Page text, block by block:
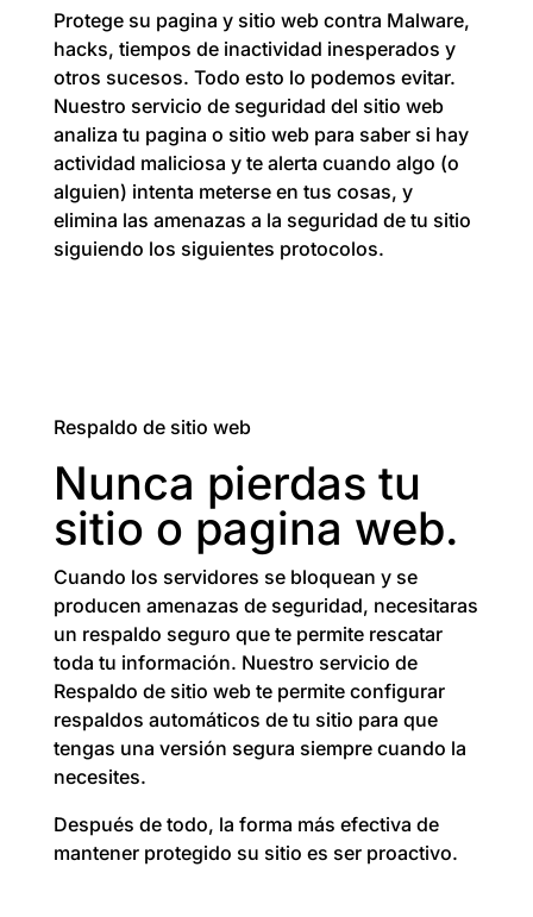
Protege su pagina y sitio web contra Malware,
hacks, tiempos de inactividad inesperados y
otros sucesos. Todo esto lo podemos evitar.
Nuestro servicio de seguridad del sitio web
analiza tu pagina o sitio web para saber si hay
actividad maliciosa y te alerta cuando algo (o
alguien) intenta meterse en tus cosas, y
elimina las amenazas a la seguridad de tu sitio
siguiendo los siguientes protocolos.
Respaldo de sitio web
Nunca pierdas tu
sitio o pagina web.
Cuando los servidores se bloquean y se
producen amenazas de seguridad, necesitaras
un respaldo seguro que te permite rescatar
toda tu información. Nuestro servicio de
Respaldo de sitio web te permite configurar
respaldos automáticos de tu sitio para que
tengas una versión segura siempre cuando la
necesites.
Después de todo, la forma más efectiva de
mantener protegido su sitio es ser proactivo.